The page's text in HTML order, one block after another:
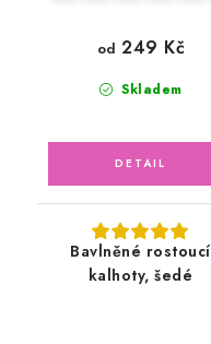
Skladem
od 249 Kč
Bavlněné rostoucí
kalhoty, šedé